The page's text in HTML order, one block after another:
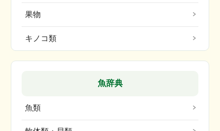
果物
キノコ類
魚辞典
魚類